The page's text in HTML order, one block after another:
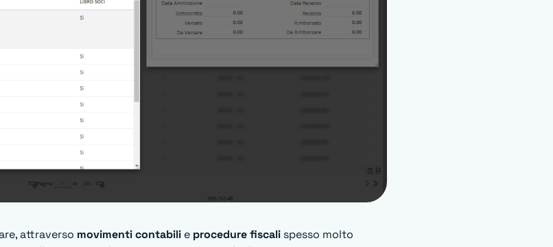
attraverso movimenti contabili e procedure fiscali spesso molto